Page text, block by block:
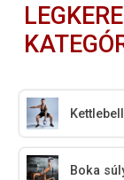
Kettlebell
Boka